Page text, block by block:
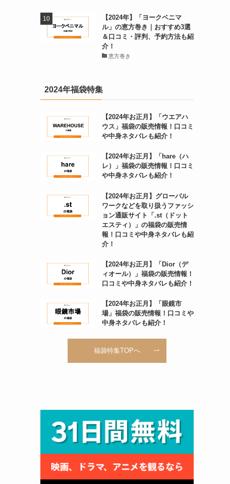
【2024年】「ヨークベニマ
ル」の恵方巻き｜おすすめ3選
＆口コミ・評判、予約方法も紹
介！
恵方巻き
2024年福袋特集
【2024年お正月】「ウエアハ
ウス」福袋の販売情報！口コミ
や中身ネタバレも紹介！
【2024年お正月】「hare（ハ
レ）」福袋の販売情報！口コミ
や中身ネタバレも紹介！
【2024年お正月】グローバル
ワークなどを取り扱うファッシ
ョン通販サイト「.st（ドット
エスティ）」の福袋の販売情
報！口コミや中身ネタバレも紹
介！
【2024年お正月】「Dior（デ
ィオール）」福袋の販売情報！
口コミや中身ネタバレも紹介！
【2024年お正月】「眼鏡市
場」福袋の販売情報！口コミや
中身ネタバレも紹介！
福袋特集TOPへ